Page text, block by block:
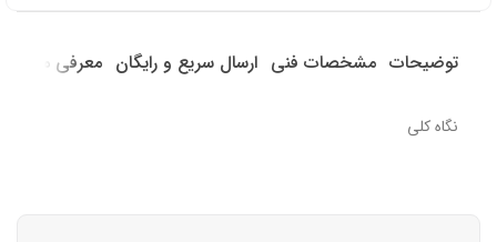
توضیحات مشخصات فنی ارسال سریع و رایگان معرفی
نگاه کلی